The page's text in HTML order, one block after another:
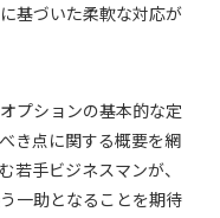
基づいた柔軟な対応が
プションの基本的な定
き点に関する概要を網
若手ビジネスマンが、
一助となることを期待